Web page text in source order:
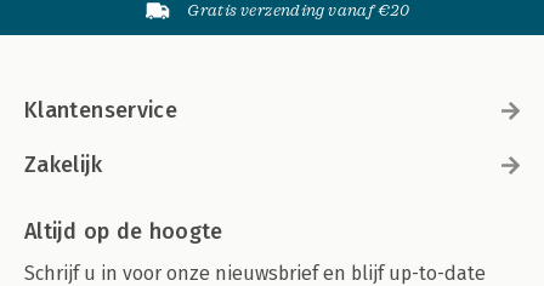
Gratis verzending vanaf €20
Klantenservice
Zakelijk
Altijd op de hoogte
Schrijf u in voor onze nieuwsbrief en blijf up-to-date